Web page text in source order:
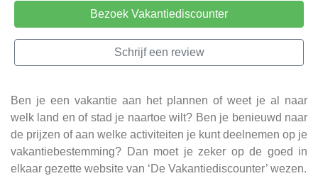
Bezoek Vakantiediscounter
Schrijf een review
Ben je een vakantie aan het plannen of weet je al naar
welk land en of stad je naartoe wilt? Ben je benieuwd naar
de prijzen of aan welke activiteiten je kunt deelnemen op je
vakantiebestemming? Dan moet je zeker op de goed in
elkaar gezette website van ‘De Vakantiediscounter’ wezen.